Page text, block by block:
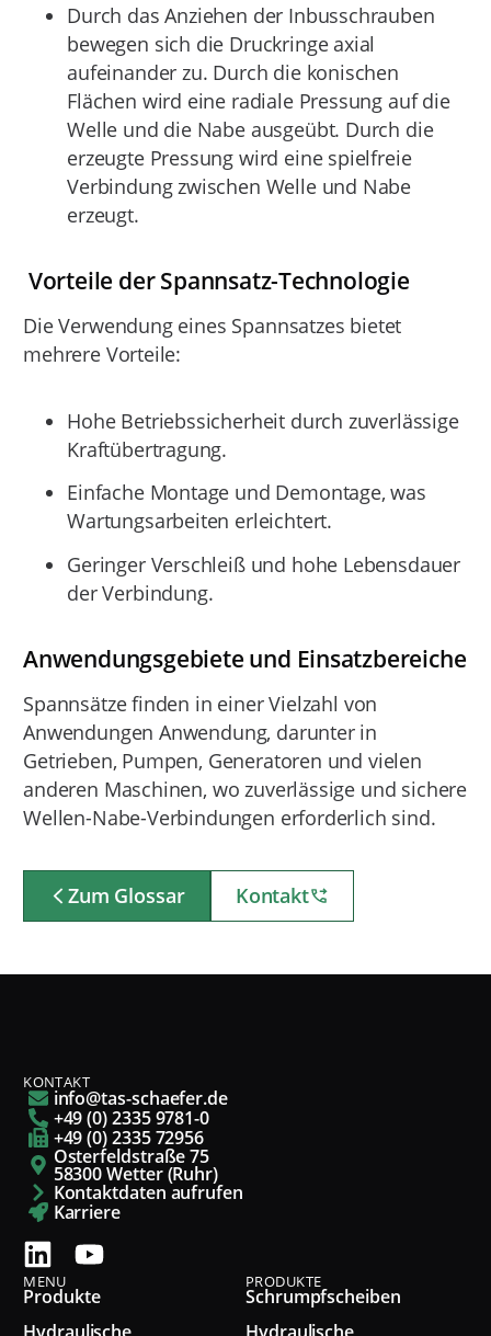
Durch das Anziehen der Inbusschrauben
bewegen sich die Druckringe axial
aufeinander zu. Durch die konischen
Flächen wird eine radiale Pressung auf die
Welle und die Nabe ausgeübt. Durch die
erzeugte Pressung wird eine spielfreie
Verbindung zwischen Welle und Nabe
erzeugt.
Vorteile der Spannsatz-Technologie
Die Verwendung eines Spannsatzes bietet
mehrere Vorteile:
Hohe Betriebssicherheit durch zuverlässige
Kraftübertragung.
Einfache Montage und Demontage, was
Wartungsarbeiten erleichtert.
Geringer Verschleiß und hohe Lebensdauer
der Verbindung.
Anwendungsgebiete und Einsatzbereiche
Spannsätze finden in einer Vielzahl von
Anwendungen Anwendung, darunter in
Getrieben, Pumpen, Generatoren und vielen
anderen Maschinen, wo zuverlässige und sichere
Wellen-Nabe-Verbindungen erforderlich sind.
Zum Glossar Kontakt
KONTAKT
info@tas-schaefer.de
+49 (0) 2335 9781-0
+49 (0) 2335 72956
Osterfeldstraße 75
58300 Wetter (Ruhr)
Kontaktdaten aufrufen
Karriere
MENU
Produkte
PRODUKTE
Schrumpfscheiben